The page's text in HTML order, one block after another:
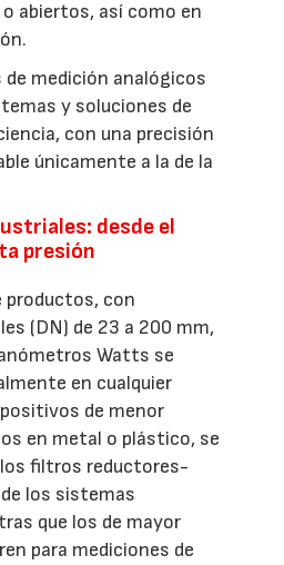
abiertos, así como en
medición analógicos
y soluciones de
con una precisión
únicamente a la de la
desde el
presión
productos, con
(DN) de 23 a 200 mm,
Watts se
en cualquier
de menor
en metal o plástico, se
filtros reductores-
los sistemas
que los de mayor
para mediciones de